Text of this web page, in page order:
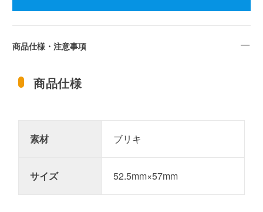
商品仕様・注意事項
商品仕様
素材 ブリキ
サイズ 52.5mm×57mm